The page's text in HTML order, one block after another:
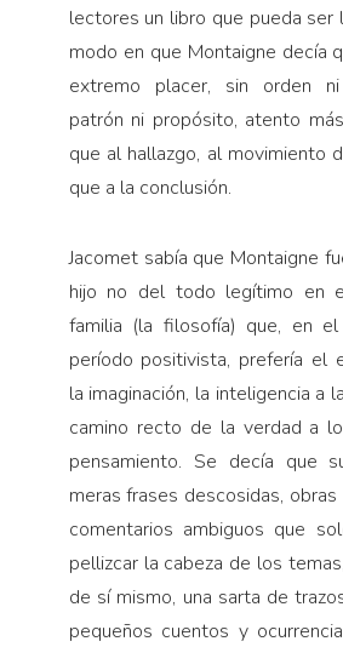
lectores un libro que pueda ser
modo en que Montaigne decía
extremo placer, sin orden
patrón ni propósito, atento
que al hallazgo, al movimiento
que a la conclusión.
Jacomet sabía que Montaigne
hijo no del todo legítimo en
familia (la filosofía) que, en
período positivista, prefería el
la imaginación, la inteligencia a
camino recto de la verdad a
pensamiento. Se decía que
meras frases descosidas, obras
comentarios ambiguos que
pellizcar la cabeza de los
de sí mismo, una sarta de
pequeños cuentos y